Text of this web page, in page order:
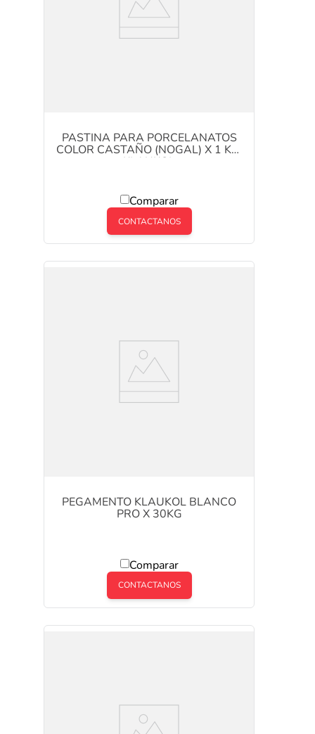
PASTINA PARA PORCELANATOS
COLOR CASTAÑO (NOGAL) X 1 KG.
KLAUKOL
Comparar
CONTACTANOS
PEGAMENTO KLAUKOL BLANCO
PRO X 30KG
Comparar
CONTACTANOS